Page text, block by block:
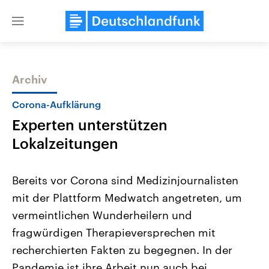
Close
Themen
Landtagswahl Sachsen-Anhalt
2026
Alle Informationen
Sachsen-Anhalt wählt am 6.
September 2026 einen neuen
Landtag. Seit 2021 wird das
Bundesland von einer Koalition aus
Aktuelle Beiträge,
Hintergründe
Wirtschaftlich und
gehören die Vereinigten
den mächtigsten Ländern
mit großem Einfluss auf
Archiv
Corona-Aufklärung
Experten unterstützen
Lokalzeitungen
Bereits vor Corona sind Medizinjournalisten
mit der Plattform Medwatch angetreten, um
vermeintlichen Wunderheilern und
fragwürdigen Therapieversprechen mit
recherchierten Fakten zu begegnen. In der